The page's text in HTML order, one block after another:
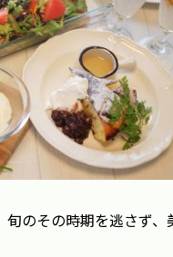
のその時期を逃さず